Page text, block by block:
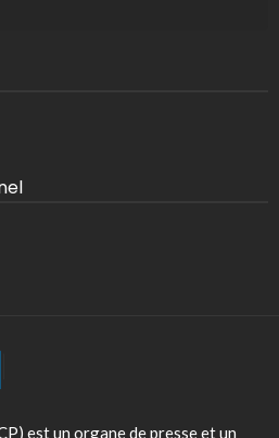
est un organe de presse et un